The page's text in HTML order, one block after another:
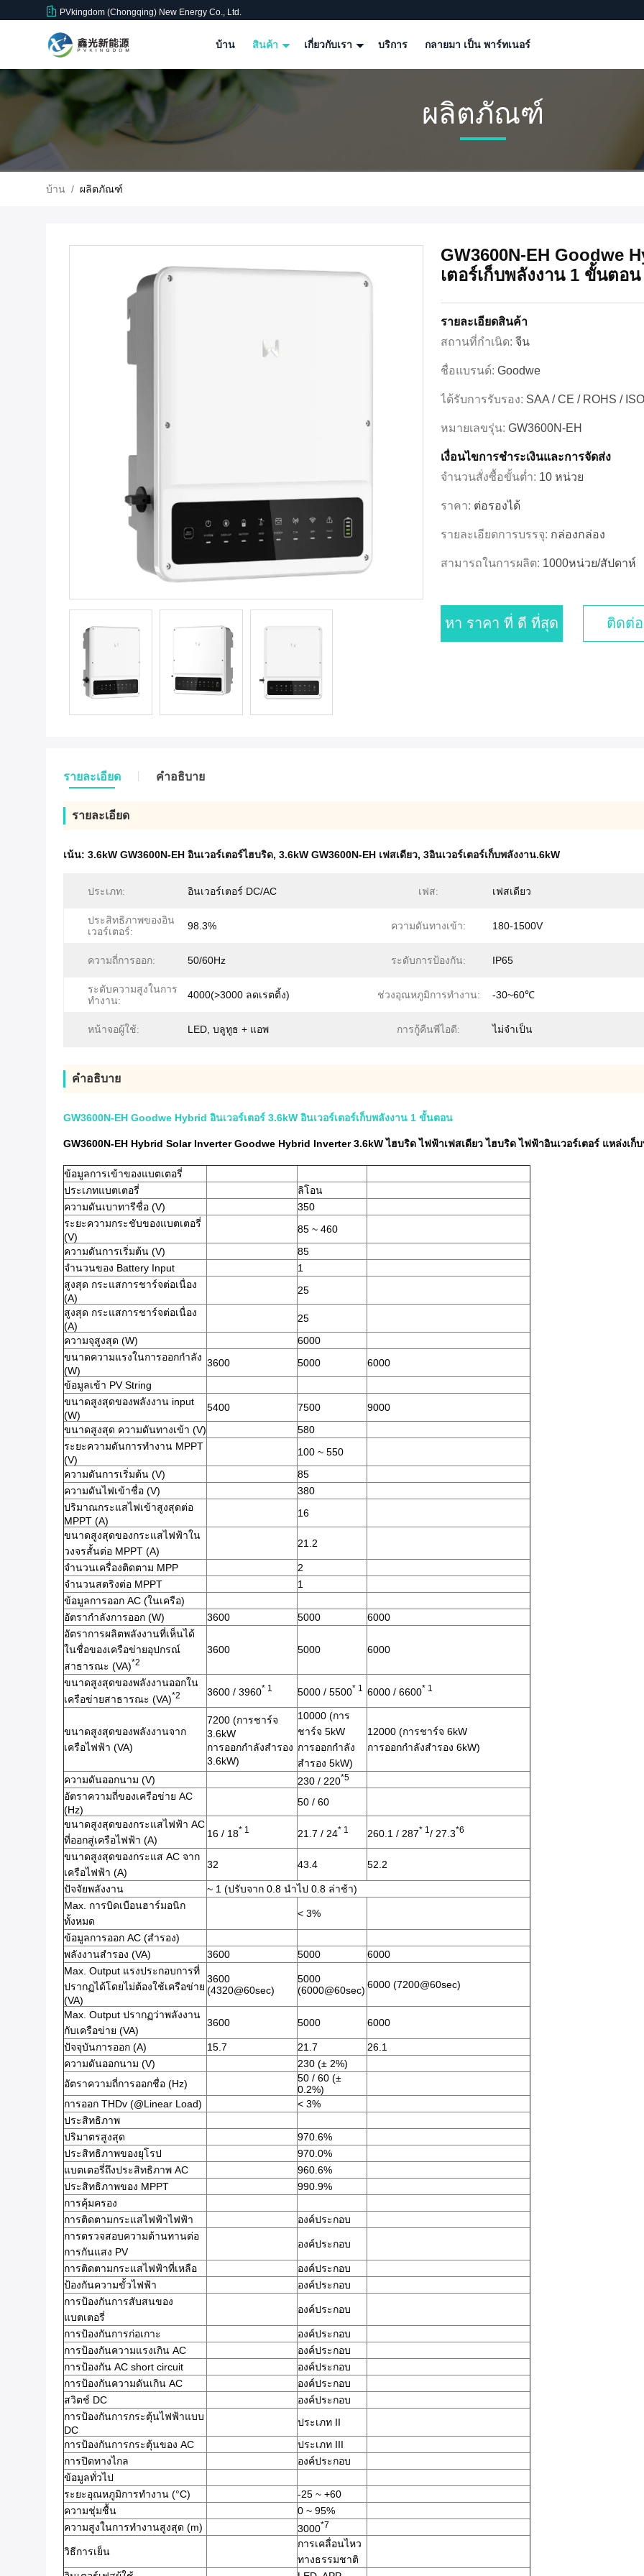
PVkingdom (Chongqing) New Energy Co., Ltd.
บ้าน สินค้า เกี่ยวกับเรา บริการ กลายมา เป็น พาร์ทเนอร์
ผลิตภัณฑ์
บ้าน / ผลิตภัณฑ์
GW3600N-EH Goodwe
เตอร์เก็บพลังงาน 1 ขั้นตอน
รายละเอียดสินค้า
สถานที่กำเนิด: จีน
ชื่อแบรนด์: Goodwe
ได้รับการรับรอง: SAA / CE / ROHS /
หมายเลขรุ่น: GW3600N-EH
เงื่อนไขการชําระเงินและการจัดส่ง
จำนวนสั่งซื้อขั้นต่ำ: 10 หน่วย
ราคา: ต่อรองได้
รายละเอียดการบรรจุ: กล่องกล่อง
สามารถในการผลิต: 1000หน่วย/สัปดาห์
หา ราคา ที่ ดี ที่สุด ติดต่
รายละเอียด คําอธิบาย
รายละเอียด
เน้น: 3.6kW GW3600N-EH อินเวอร์เตอร์ไฮบริด, 3.6kW GW3600N-EH เฟสเดียว, 3อินเวอร์เตอร์เก็บพลังงาน.6kW
ประเภท: อินเวอร์เตอร์ DC/AC เฟส: เฟสเดียว
ประสิทธิภาพของอิน
เวอร์เตอร์:
98.3% ความดันทางเข้า: 180-1500V
ความถี่การออก: 50/60Hz ระดับการป้องกัน: IP65
ระดับความสูงในการ
ทำงาน:
4000(>3000 ลดเรตติ้ง) ช่วงอุณหภูมิการทำงาน: -30~60℃
หน้าจอผู้ใช้: LED, บลูทูธ + แอพ การกู้คืนพีไอดี: ไม่จําเป็น
คําอธิบาย
GW3600N-EH Goodwe Hybrid อินเวอร์เตอร์ 3.6kW อินเวอร์เตอร์เก็บพลังงาน 1 ขั้นตอน
GW3600N-EH Hybrid Solar Inverter Goodwe Hybrid Inverter 3.6kW ไฮบริด ไฟฟ้าเฟสเดียว ไฮบริด ไฟฟ้าอินเวอร์เตอร์ แหล่งเก็
ข้อมูลการเข้าของแบตเตอรี่
ประเภทแบตเตอรี่
ลิโอน
ความดันเบาทารีชื่อ (V)
350
ระยะความกระชับของแบตเตอรี่
(V)
85 ~ 460
ความดันการเริ่มต้น (V)
85
จํานวนของ Battery Input
1
สูงสุด กระแสการชาร์จต่อเนื่อง
(A)
25
สูงสุด กระแสการชาร์จต่อเนื่อง
(A)
25
ความจุสูงสุด (W)
6000
ขนาดความแรงในการออกกําลัง
(W)
3600 5000
6000
ข้อมูลเข้า PV String
ขนาดสูงสุดของพลังงาน input
(W)
5400 7500
9000
ขนาดสูงสุด ความดันทางเข้า (V)
580
ระยะความดันการทํางาน MPPT
(V)
100 ~ 550
ความดันการเริ่มต้น (V)
85
ความดันไฟเข้าชื่อ (V)
380
ปริมาณกระแสไฟเข้าสูงสุดต่อ
MPPT (A)
16
ขนาดสูงสุดของกระแสไฟฟ้าใน
วงจรสั้นต่อ MPPT (A)
21.2
จํานวนเครื่องติดตาม MPP
2
จํานวนสตริงต่อ MPPT
1
ข้อมูลการออก AC (ในเครือ)
อัตรากําลังการออก (W)
3600 5000
6000
อัตราการผลิตพลังงานที่เห็นได้
ในชื่อของเครือข่ายอุปกรณ์
สาธารณะ (VA)*2
3600 5000 6000
ขนาดสูงสุดของพลังงานออกใน
เครือข่ายสาธารณะ (VA)*2 3600 / 3960* 1 5000 / 5500* 1 6000 / 6600* 1
ขนาดสูงสุดของพลังงานจาก
เครือไฟฟ้า (VA)
7200 (การชาร์จ
3.6kW
การออกกําลังสํารอง
3.6kW)
10000 (การ
ชาร์จ 5kW
การออกกําลัง
สํารอง 5kW)
12000 (การชาร์จ 6kW
การออกกําลังสํารอง 6kW)
ความดันออกนาม (V) 230 / 220*5
อัตราความถี่ของเครือข่าย AC
(Hz)
50 / 60
ขนาดสูงสุดของกระแสไฟฟ้า AC
ที่ออกสู่เครือไฟฟ้า (A)
16 / 18* 1 21.7 / 24* 1 260.1 / 287* 1 / 27.3*6
ขนาดสูงสุดของกระแส AC จาก
เครือไฟฟ้า (A)
32 43.4 52.2
ปัจจัยพลังงาน
~ 1 (ปรับจาก 0.8 นําไป 0.8 ล่าช้า)
Max. การบิดเบือนฮาร์มอนิก
ทั้งหมด
< 3%
ข้อมูลการออก AC (สํารอง)
พลังงานสํารอง (VA)
3600 5000
6000
Max. Output แรงประกอบการที่
ปรากฏได้โดยไม่ต้องใช้เครือข่าย
(VA)
3600
(4320@60sec)
5000
(6000@60sec) 6000 (7200@60sec)
Max. Output ปรากฏว่าพลังงาน
กับเครือข่าย (VA)
3600 5000 6000
ปัจจุบันการออก (A) 15.7 21.7
26.1
ความดันออกนาม (V)
230 (± 2%)
อัตราความถี่การออกชื่อ (Hz)
50 / 60 (±
0.2%)
การออก THDv (@Linear Load)
< 3%
ประสิทธิภาพ
ปริมาตรสูงสุด
970.6%
ประสิทธิภาพของยุโรป
970.0%
แบตเตอรี่ถึงประสิทธิภาพ AC
960.6%
ประสิทธิภาพของ MPPT
990.9%
การคุ้มครอง
การติดตามกระแสไฟฟ้าไฟฟ้า
องค์ประกอบ
การตรวจสอบความต้านทานต่อ
การกันแสง PV
องค์ประกอบ
การติดตามกระแสไฟฟ้าที่เหลือ
องค์ประกอบ
ป้องกันความขั้วไฟฟ้า
องค์ประกอบ
การป้องกันการสับสนของ
แบตเตอรี่
องค์ประกอบ
การป้องกันการก่อเกาะ
องค์ประกอบ
การป้องกันความแรงเกิน AC
องค์ประกอบ
การป้องกัน AC short circuit
องค์ประกอบ
การป้องกันความดันเกิน AC
องค์ประกอบ
สวิตช์ DC
องค์ประกอบ
การป้องกันการกระตุ้นไฟฟ้าแบบ
DC
ประเภท II
การป้องกันการกระตุ้นของ AC
ประเภท III
การปิดทางไกล
องค์ประกอบ
ข้อมูลทั่วไป
ระยะอุณหภูมิการทํางาน (°C)
-25 ~ +60
ความชุ่มชื้น
0 ~ 95%
ความสูงในการทํางานสูงสุด (m)
3000*7
วิธีการเย็น
การเคลื่อนไหว
ทางธรรมชาติ